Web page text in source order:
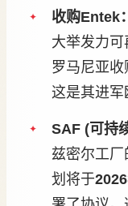
收购Entek：
大举发力
罗马尼亚收
这是其进军
SAF (可持
兹密尔工
划将于